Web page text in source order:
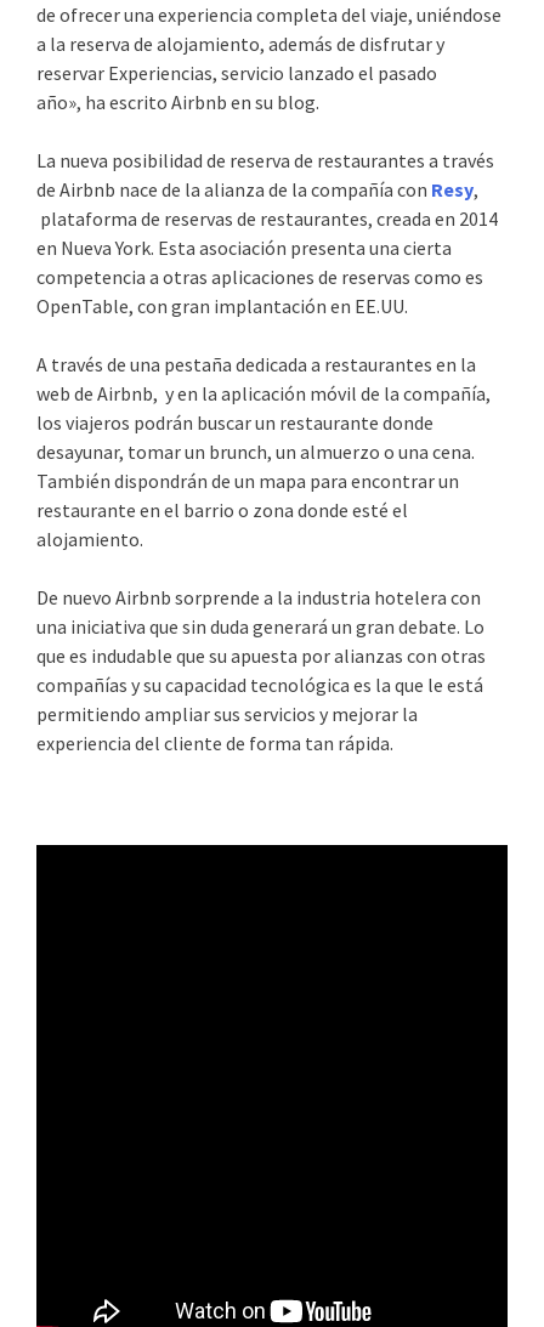
de ofrecer una experiencia completa del viaje, uniéndose
a la reserva de alojamiento, además de disfrutar y
reservar Experiencias, servicio lanzado el pasado
año», ha escrito Airbnb en su blog.
La nueva posibilidad de reserva de restaurantes a través
de Airbnb nace de la alianza de la compañía con Resy,
plataforma de reservas de restaurantes, creada en 2014
en Nueva York. Esta asociación presenta una cierta
competencia a otras aplicaciones de reservas como es
OpenTable, con gran implantación en EE.UU.
A través de una pestaña dedicada a restaurantes en la
web de Airbnb, y en la aplicación móvil de la compañía,
los viajeros podrán buscar un restaurante donde
desayunar, tomar un brunch, un almuerzo o una cena.
También dispondrán de un mapa para encontrar un
restaurante en el barrio o zona donde esté el
alojamiento.
De nuevo Airbnb sorprende a la industria hotelera con
una iniciativa que sin duda generará un gran debate. Lo
que es indudable que su apuesta por alianzas con otras
compañías y su capacidad tecnológica es la que le está
permitiendo ampliar sus servicios y mejorar la
experiencia del cliente de forma tan rápida.